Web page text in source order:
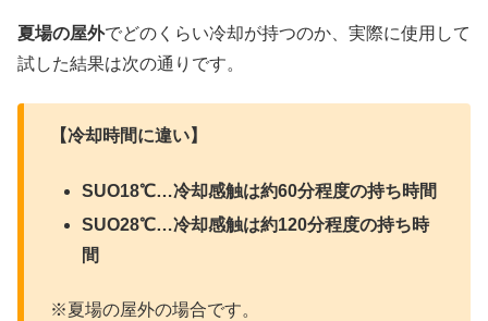
夏場の屋外でどのくらい冷却が持つのか、実際に使用して
試した結果は次の通りです。
【冷却時間に違い】
SUO18℃…冷却感触は約60分程度の持ち時間
SUO28℃…冷却感触は約120分程度の持ち時
間
※夏場の屋外の場合です。